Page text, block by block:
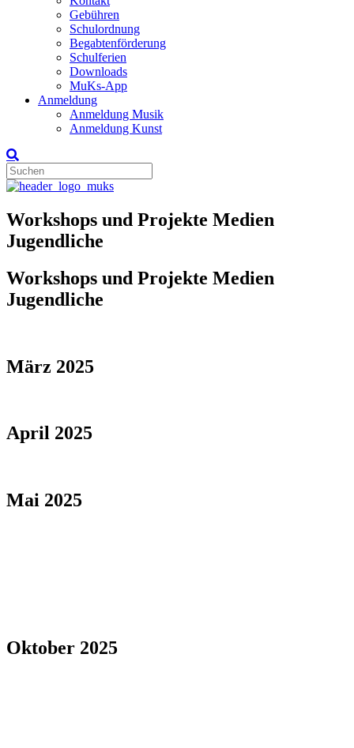
Gebühren
Schulordnung
Begabtenförderung
Schulferien
Downloads
MuKs-App
Anmeldung
Anmeldung Musik
Anmeldung Kunst
Workshops und Projekte Medien
Jugendliche
Workshops und Projekte Medien
Jugendliche
März 2025
April 2025
Mai 2025
Oktober 2025